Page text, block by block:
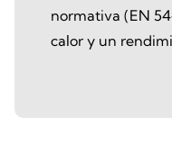
normativa (EN
calor y un